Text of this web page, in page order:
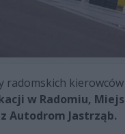
radomskich
w Radomiu,
Autodrom Jastrząb.